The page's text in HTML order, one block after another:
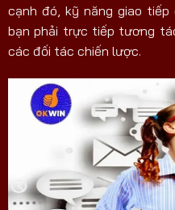
cạnh đó, kỹ năng giao
bạn phải trực tiếp tương
các đối tác chiến lược.